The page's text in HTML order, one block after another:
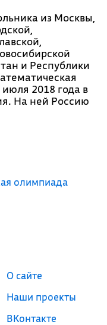
из Москвы,
и Республики
2018 года в
На ней Россию
олимпиада
О сайте
Наши проекты
ВКонтакте